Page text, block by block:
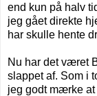
end kun på halv
jeg gået direkte
har skulle hente
Nu har det været
slappet af. Som i
jeg godt mærke